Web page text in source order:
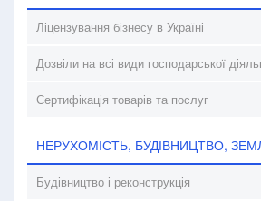
Ліцензування бізнесу в Україні
Дозвіли на всі види господарської
Сертифікація товарів та послуг
НЕРУХОМІСТЬ, БУДІВНИЦТВО,
Будівництво і реконструкція